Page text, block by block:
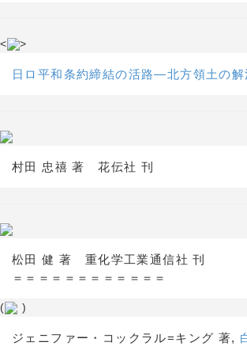
< >
日ロ平和条約締結の活路―北方領土の解
村田 忠禧 著 花伝社 刊
松田 健 著 重化学工業通信社 刊
＝＝＝＝＝＝＝＝＝＝＝＝
( )
ジェニファー・コックラル=キング 著,